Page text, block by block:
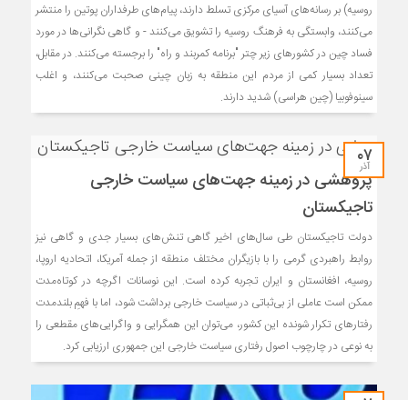
روسیه) بر رسانه‌های آسیای مرکزی تسلط دارند، پیام‌های طرفداران پوتین را منتشر
می‌کنند، وابستگی به فرهنگ روسیه را تشویق می‌کنند - و گاهی نگرانی‌ها در مورد
فساد چین در کشورهای زیر چتر "برنامه کمربند و راه" را برجسته می‌کنند. در مقابل،
تعداد بسیار کمی از مردم این منطقه به زبان چینی صحبت می‌کنند، و اغلب
سینوفوبیا (چین هراسی) شدید دارند.
۰۷
آذر
پژوهشی در زمینه جهت‌های سیاست خارجی
تاجیکستان
دولت تاجیکستان طی سال‌های اخیر گاهی تنش‌های بسیار جدی و گاهی نیز
روابط راهبردی گرمی را با بازیگران مختلف منطقه از جمله آمریکا، اتحادیه اروپا،
روسیه، افغانستان و ایران تجربه کرده است. این نوسانات اگرچه در کوتاه‌مدت
ممکن است عاملی از بی‌ثباتی در سیاست خارجی برداشت شود، اما با فهمِ بلندمدت
رفتارهای تکرار شونده این کشور، می‌توان این همگرایی و واگرایی‌های مقطعی را
به نوعی در چارچوب اصول رفتاری سیاست خارجی این جمهوری ارزیابی کرد.